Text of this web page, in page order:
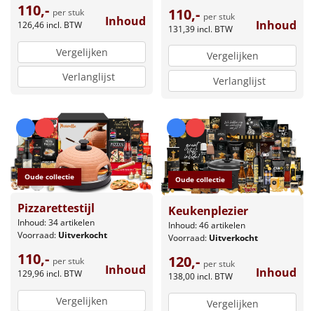
110,- per stuk
126,46 incl. BTW Inhoud
Vergelijken
Verlanglijst
110,- per stuk
131,39 incl. BTW Inhoud
Vergelijken
Verlanglijst
Oude collectie
Pizzarettestijl
Inhoud: 34 artikelen
Voorraad: Uitverkocht
110,- per stuk
129,96 incl. BTW Inhoud
Vergelijken
Oude collectie
Keukenplezier
Inhoud: 46 artikelen
Voorraad: Uitverkocht
120,- per stuk
138,00 incl. BTW Inhoud
Vergelijken